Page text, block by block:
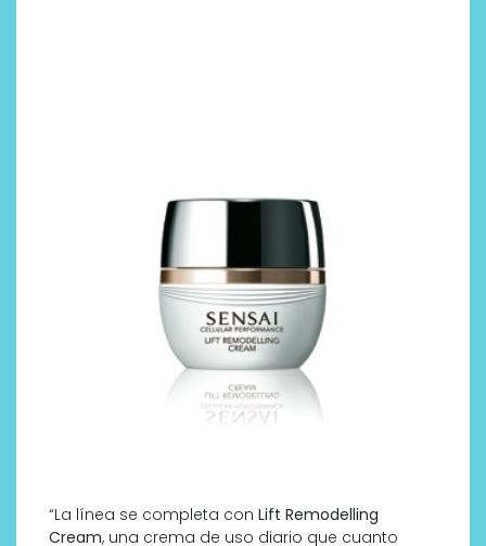
“La línea se completa con Lift Remodelling
Cream, una crema de uso diario que cuanto